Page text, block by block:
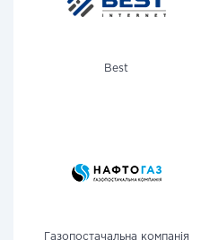
Best
Газопостачальна компанія